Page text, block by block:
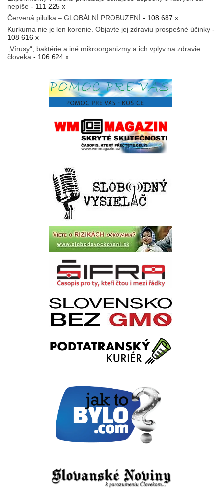
nepíše - 111 225 x
Červená pilulka – GLOBÁLNÍ PROBUZENÍ - 108 687 x
Kurkuma nie je len korenie. Objavte jej zdraviu prospešné účinky -
108 616 x
„Vírusy“, baktérie a iné mikroorganizmy a ich vplyv na zdravie
človeka - 106 624 x